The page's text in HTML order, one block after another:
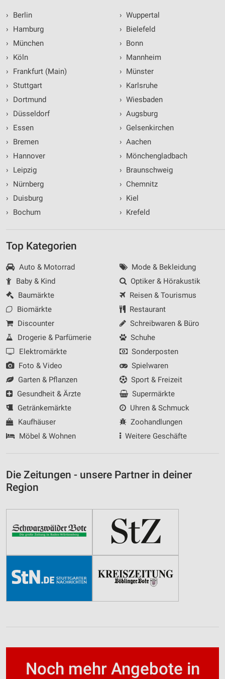
›
Berlin
›
Hamburg
›
München
›
Köln
›
Frankfurt (Main)
› Stuttgart
›
Dortmund
›
Düsseldorf
›
Essen
›
Bremen
›
Hannover
›
Leipzig
›
Nürnberg
›
Duisburg
›
Bochum
› Wuppertal
› Bielefeld
› Bonn
› Mannheim
› Münster
› Karlsruhe
› Wiesbaden
› Augsburg
› Gelsenkirchen
› Aachen
› Mönchengladbach
› Braunschweig
› Chemnitz
› Kiel
› Krefeld
Top Kategorien
Auto & Motorrad
Baby & Kind
Baumärkte
Biomärkte
Discounter
Drogerie & Parfümerie
Elektromärkte
Foto & Video
Garten & Pflanzen
Gesundheit & Ärzte
Getränkemärkte
Kaufhäuser
Möbel & Wohnen
Mode & Bekleidung
Optiker & Hörakustik
Reisen & Tourismus
Restaurant
Schreibwaren & Büro
Schuhe
Sonderposten
Spielwaren
Sport & Freizeit
Supermärkte
Uhren & Schmuck
Zoohandlungen
Weitere Geschäfte
Die Zeitungen - unsere Partner in deiner
Region
Noch mehr Angebote in